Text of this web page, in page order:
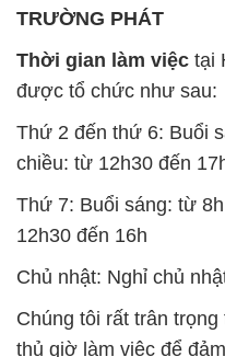
TRƯỜNG PHÁT
Thời gian làm việc tại
được tổ chức như sau:
Thứ 2 đến thứ 6: Buổi
chiều: từ 12h30 đến
Thứ 7: Buổi sáng: từ
12h30 đến 16h
Chủ nhật: Nghỉ chủ
Chúng tôi rất trân
thủ giờ làm việc để